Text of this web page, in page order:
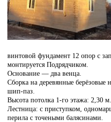
винтовой фундамент 12 опор с
монтируется Подрядчиком.
Основание — два венца.
Сборка на деревянные берёзовые
шип-паз.
Высота потолка 1-го этажа: 2,30
Лестница: с приступком,
перила с точеными балясинами.